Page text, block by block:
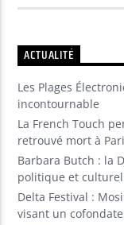
ACTUALITÉ
Les Plages
incontournable
La French Touch
retrouvé mort à
Barbara Butch : la
politique et
Delta Festival :
visant un